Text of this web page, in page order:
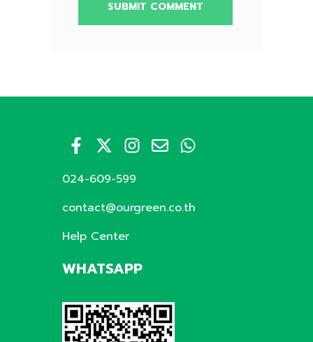
024-609-599
contact@ourgreen.co.th
Help Center
WHATSAPP